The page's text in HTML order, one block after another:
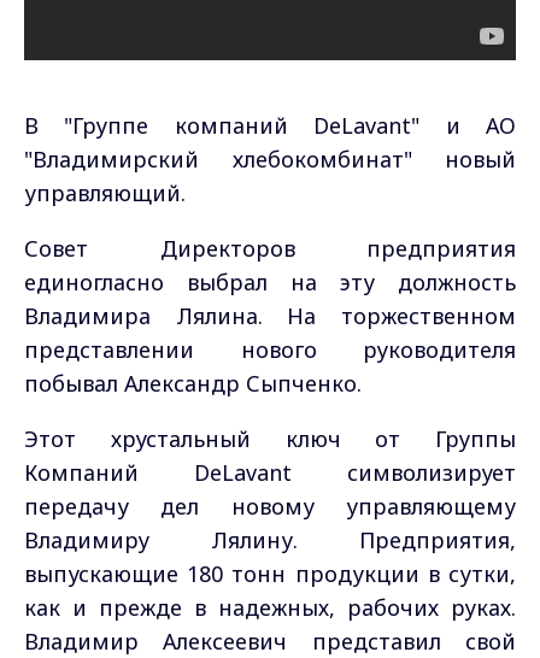
В "Группе компаний DeLavant" и АО
"Владимирский хлебокомбинат" новый
управляющий.
Совет Директоров предприятия
единогласно выбрал на эту должность
Владимира Лялина. На торжественном
представлении нового руководителя
побывал Александр Сыпченко.
Этот хрустальный ключ от Группы
Компаний DeLavant символизирует
передачу дел новому управляющему
Владимиру Лялину. Предприятия,
выпускающие 180 тонн продукции в сутки,
как и прежде в надежных, рабочих руках.
Владимир Алексеевич представил свой